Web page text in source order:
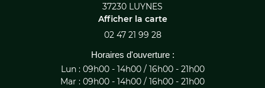
37230 LUYNES
Afficher la carte
02 47 21 99 28
Horaires d'ouverture :
Lun : 09h00 - 14h00 / 16h00 - 21h00
Mar : 09h00 - 14h00 / 16h00 - 21h00